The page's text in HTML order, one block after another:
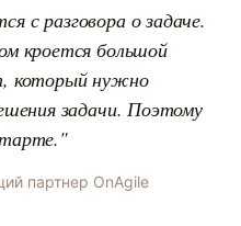
с разговора о задаче.
кроется большой
который нужно
задачи. Поэтому
партнер OnAgile